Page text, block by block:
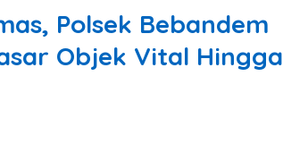
Polsek Bebandem
Objek Vital Hingga